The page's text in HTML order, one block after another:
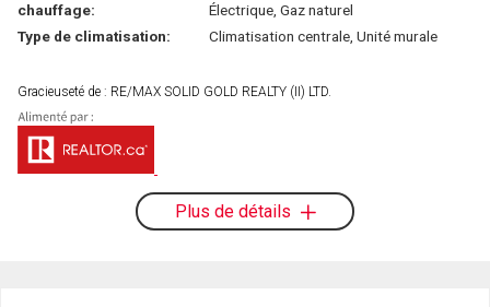
chauffage:
Électrique, Gaz naturel
Type de climatisation:
Climatisation centrale, Unité murale
Gracieuseté de : RE/MAX SOLID GOLD REALTY (II) LTD.
Plus de détails